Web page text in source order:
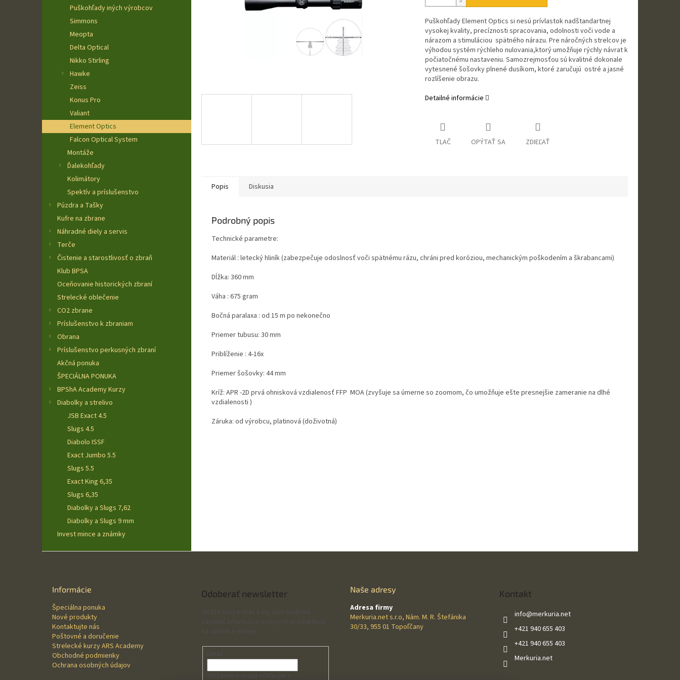
Puškohľady iných výrobcov
Simmons
Meopta
Delta Optical
Nikko Stirling
Hawke
Zeiss
Konus Pro
Valiant
Element Optics
Falcon Optical System
Montáže
Ďalekohľady
Kolimátory
Spektív a príslušenstvo
Púzdra a Tašky
Kufre na zbrane
Náhradné diely a servis
Terče
Čistenie a starostlivosť o zbraň
Klub BPSA
Oceňovanie historických zbraní
Strelecké oblečenie
CO2 zbrane
Príslušenstvo k zbraniam
Obrana
Príslušenstvo perkusných zbraní
Akčná ponuka
ŠPECIÁLNA PONUKA
BPShA Academy Kurzy
Diabolky a strelivo
JSB Exact 4.5
Slugs 4.5
Diabolo ISSF
Exact Jumbo 5.5
Slugs 5.5
Exact King 6,35
Slugs 6,35
Diabolky a Slugs 7,62
Diabolky a Slugs 9 mm
Invest mince a známky
Puškohľady Element Optics si nesú prívlastok nadštandartnej
vysokej kvality, precíznosti spracovania, odolnosti voči vode a
nárazom a stimuláciou spätného nárazu. Pre náročných strelcov je
výhodou systém rýchleho nulovania,ktorý umožňuje rýchly návrat k
počiatočnému nastaveniu. Samozrejmosťou sú kvalitné dokonale
vytesnené šošovky plnené dusíkom, ktoré zaručujú ostré a jasné
rozlíšenie obrazu.
Detailné informácie
TLAČ OPÝTAŤ SA ZDIEĽAŤ
Popis Diskusia
Podrobný popis
Technické parametre:
Materiál : letecký hliník (zabezpečuje odoslnosť voči spätnému rázu, chráni pred koróziou, mechanickým poškodením a škrabancami)
Dĺžka: 360 mm
Váha : 675 gram
Bočná paralaxa : od 15 m po nekonečno
Priemer tubusu: 30 mm
Priblíženie : 4-16x
Priemer šošovky: 44 mm
Kríž: APR -2D prvá ohnisková vzdialenosť FFP MOA (zvyšuje sa úmerne so zoomom, čo umožňuje ešte presnejšie zameranie na dlhé
vzdialenosti )
Záruka: od výrobcu, platinová (doživotná)
Informácie
Špeciálna ponuka
Nové produkty
Kontaktujte nás
Poštovné a doručenie
Strelecké kurzy ARS Academy
Obchodné podmienky
Ochrana osobných údajov
Odoberať newsletter Naše adresy
Adresa firmy
Merkuria.net s.r.o, Nám. M. R. Štefánika
30/33, 955 01 Topoľčany
Kontakt
info@merkuria.net
+421 940 655 403
+421 940 655 403
Merkuria.net